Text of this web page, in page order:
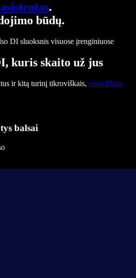
.
būdų.
DI sluoksnis visuose įrenginiuose
kuris skaito už jus
ir kitą turinį tikroviškais, emociškais
balsai